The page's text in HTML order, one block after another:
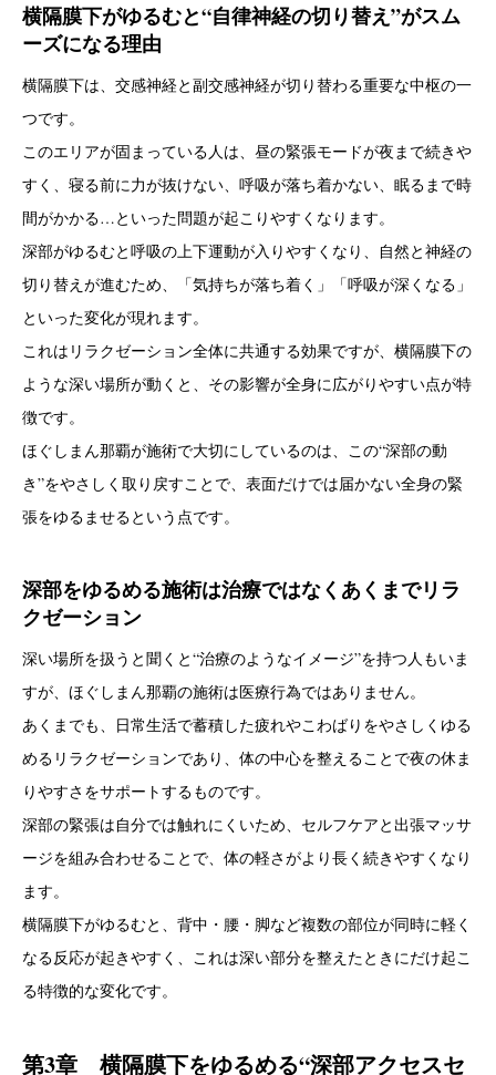
横隔膜下がゆるむと“自律神経の切り替え”がスム
ーズになる理由
横隔膜下は、交感神経と副交感神経が切り替わる重要な中枢の一
つです。
このエリアが固まっている人は、昼の緊張モードが夜まで続きや
すく、寝る前に力が抜けない、呼吸が落ち着かない、眠るまで時
間がかかる…といった問題が起こりやすくなります。
深部がゆるむと呼吸の上下運動が入りやすくなり、自然と神経の
切り替えが進むため、「気持ちが落ち着く」「呼吸が深くなる」
といった変化が現れます。
これはリラクゼーション全体に共通する効果ですが、横隔膜下の
ような深い場所が動くと、その影響が全身に広がりやすい点が特
徴です。
ほぐしまん那覇が施術で大切にしているのは、この“深部の動
き”をやさしく取り戻すことで、表面だけでは届かない全身の緊
張をゆるませるという点です。
深部をゆるめる施術は治療ではなくあくまでリラ
クゼーション
深い場所を扱うと聞くと“治療のようなイメージ”を持つ人もいま
すが、ほぐしまん那覇の施術は医療行為ではありません。
あくまでも、日常生活で蓄積した疲れやこわばりをやさしくゆる
めるリラクゼーションであり、体の中心を整えることで夜の休ま
りやすさをサポートするものです。
深部の緊張は自分では触れにくいため、セルフケアと出張マッサ
ージを組み合わせることで、体の軽さがより長く続きやすくなり
ます。
横隔膜下がゆるむと、背中・腰・脚など複数の部位が同時に軽く
なる反応が起きやすく、これは深い部分を整えたときにだけ起こ
る特徴的な変化です。
第3章 横隔膜下をゆるめる“深部アクセスセ